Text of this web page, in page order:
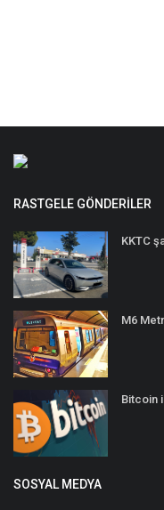
RASTGELE GÖNDERILER
KKTC
M6
Bitcoin
SOSYAL MEDYA